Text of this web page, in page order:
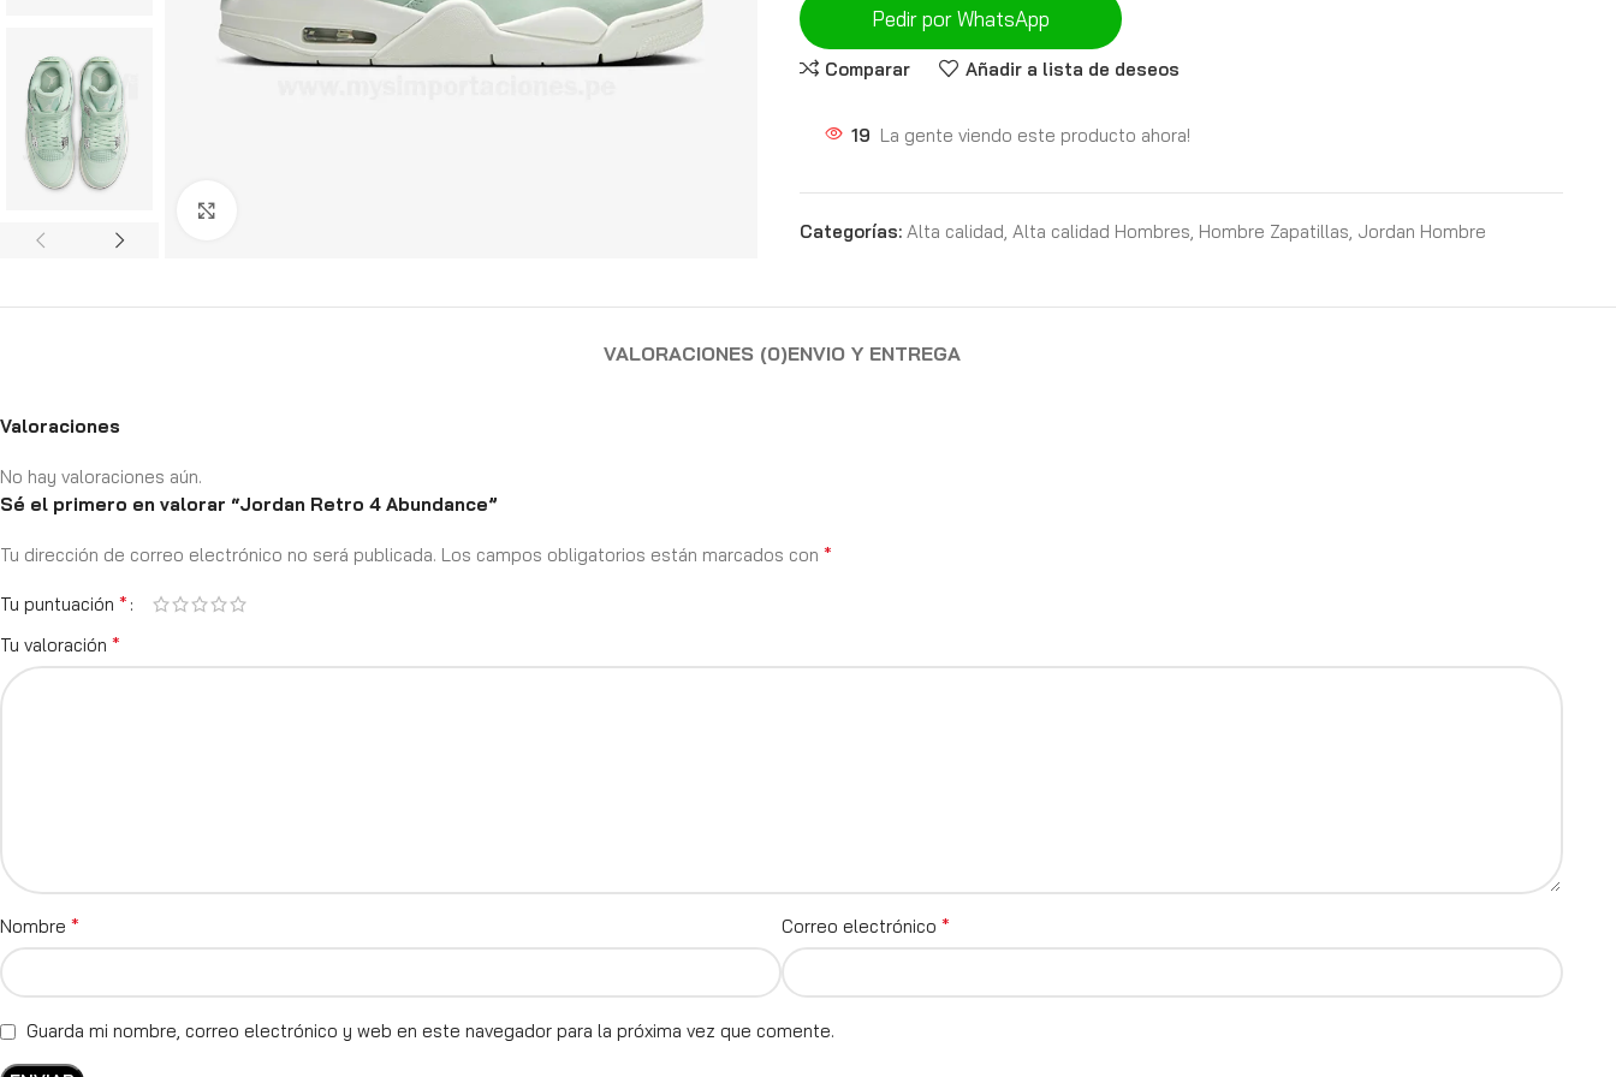
Pedir por WhatsApp
Comparar Añadir a lista de deseos
19 La gente viendo este producto ahora!
Categorías: Alta calidad, Alta calidad Hombres, Hombre Zapatillas, Jordan Hombre
VALORACIONES (0)ENVIO Y ENTREGA
Valoraciones
No hay valoraciones aún.
Sé el primero en valorar “Jordan Retro 4 Abundance”
Tu dirección de correo electrónico no será publicada. Los campos obligatorios están marcados con *
Tu puntuación *
Tu valoración *
Nombre * Correo electrónico *
Guarda mi nombre, correo electrónico y web en este navegador para la próxima vez que comente.